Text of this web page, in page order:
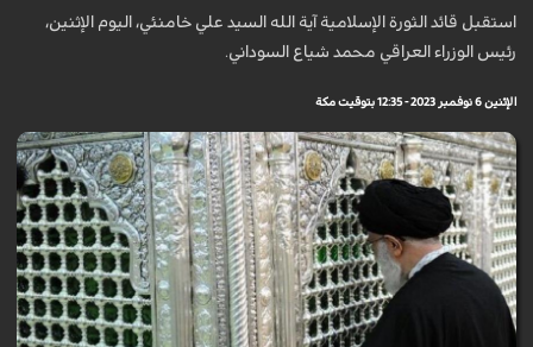
استقبل قائد الثورة الإسلامية آية الله السيد علي خامنئي، الیوم الإثنین،
رئيس الوزراء العراقي محمد شياع السوداني.
الإثنين 6 نوفمبر 2023 - 12:35 بتوقيت مكة